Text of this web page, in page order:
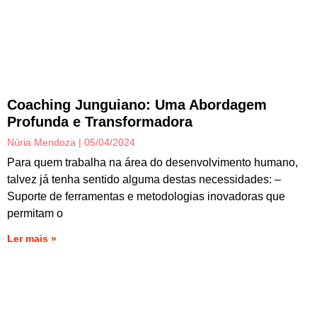
Coaching Junguiano: Uma Abordagem
Profunda e Transformadora
Núria Mendoza 05/04/2024
Para quem trabalha na área do desenvolvimento humano,
talvez já tenha sentido alguma destas necessidades: –
Suporte de ferramentas e metodologias inovadoras que
permitam o
Ler mais »